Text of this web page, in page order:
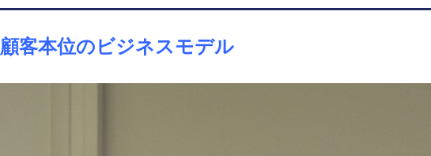
顧客本位のビジネスモデル